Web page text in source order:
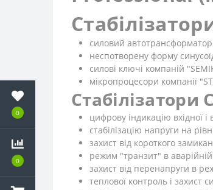
0
0
силовий
неспотворену форму
силові ключі компаній
мікропроцесори компанії
цифрову індикацію вхідної і
стабілізацію напруги на
захист від короткого
режим "транзит" в
захист від перенапруги в
теплової контроль і захист